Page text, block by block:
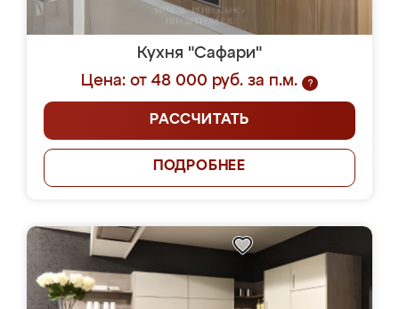
Кухня "Сафари"
Цена: от 48 000 руб. за п.м.
?
РАССЧИТАТЬ
ПОДРОБНЕЕ